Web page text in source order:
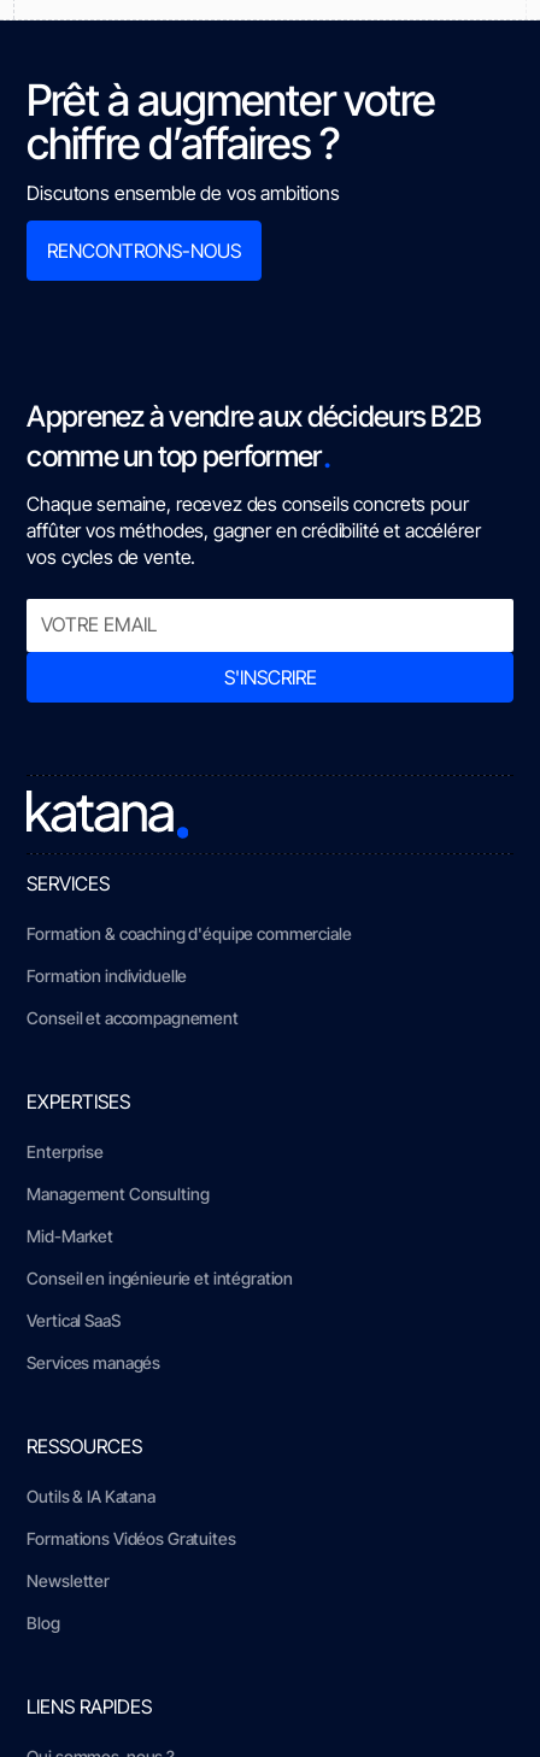
Prêt à augmenter votre
chiffre d’affaires ?
Discutons ensemble de vos ambitions
RENCONTRONS-NOUS
Apprenez à vendre aux décideurs B2B
comme un top performer.
Chaque semaine, recevez des conseils concrets pour
affûter vos méthodes, gagner en crédibilité et accélérer
vos cycles de vente.
SERVICES
Formation & coaching d'équipe commerciale
Formation individuelle
Conseil et accompagnement
EXPERTISES
Enterprise
Management Consulting
Mid-Market
Conseil en ingénieurie et intégration
Vertical SaaS
Services managés
RESSOURCES
Outils & IA Katana
Formations Vidéos Gratuites
Newsletter
Blog
LIENS RAPIDES